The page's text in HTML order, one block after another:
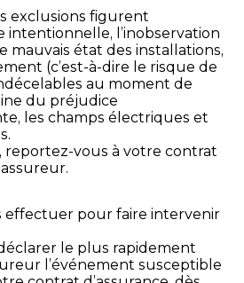
exclusions figurent
l’inobservation
mauvais état des installations,
(c’est-à-dire le risque de
au moment de
du préjudice
les champs électriques et
reportez-vous à votre contrat
effectuer pour faire intervenir
le plus rapidement
l’événement susceptible